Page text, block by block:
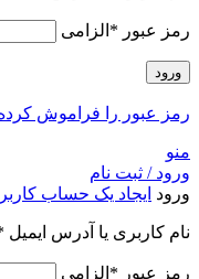
رمز عبور * الزامی
ورود
رمز عبور را فراموش کرده
منو
ورود / ثبت نام
ورود ایجاد یک حساب
نام کاربری یا آدرس ایمیل
رمز عبور * الزامی